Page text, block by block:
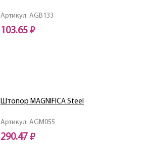
Артикул: AGB133
103.65 ₽
Артикул: AGM055
Штопор MAGNIFICA Steel
290.47 ₽